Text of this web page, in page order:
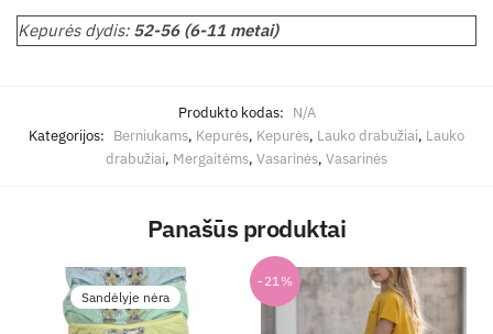
Kepurės dydis: 52-56 (6-11 metai)
Produkto kodas: N/A
Kategorijos: Berniukams, Kepurės, Kepurės, Lauko drabužiai, Lauko
drabužiai, Mergaitėms, Vasarinės, Vasarinės
Panašūs produktai
Sandėlyje nėra
-21%